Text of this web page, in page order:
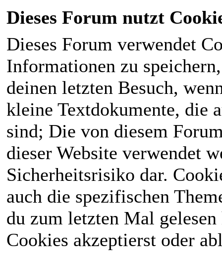
Dieses Forum nutzt
Dieses Forum verwendet
Informationen zu
deinen letzten Besuch,
kleine Textdokumente, die
sind; Die von diesem
dieser Website verwendet
Sicherheitsrisiko dar.
auch die spezifischen
du zum letzten Mal
Cookies akzeptierst oder